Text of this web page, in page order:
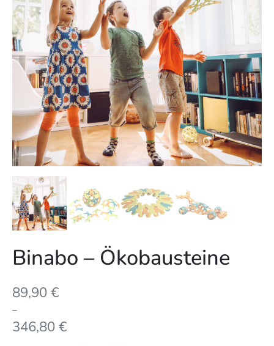
Binabo – Ökobausteine
89,90€
–
346,80€